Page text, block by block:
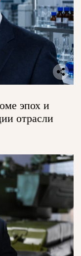
эпох и
отрасли